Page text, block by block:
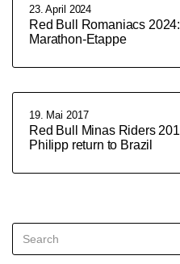
23. April 2024
Red Bull Romaniacs
Marathon-Etappe
19. Mai 2017
Red Bull Minas Riders
Philipp return to Brazil
for: